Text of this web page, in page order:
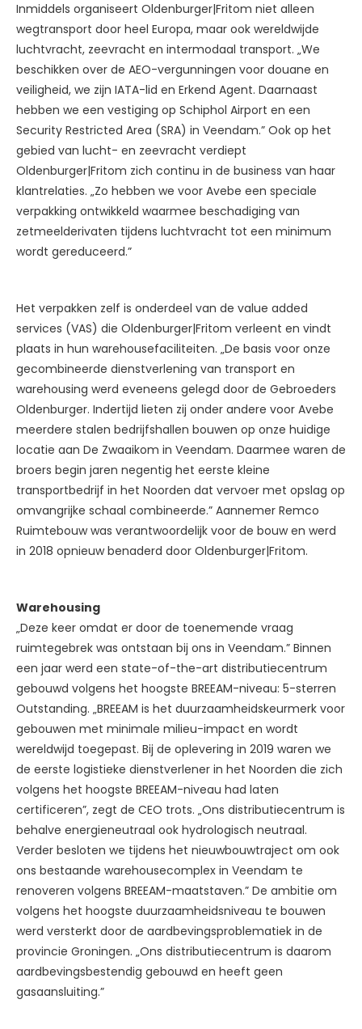
Inmiddels organiseert Oldenburger|Fritom niet alleen
wegtransport door heel Europa, maar ook wereldwijde
luchtvracht, zeevracht en intermodaal transport. „We
beschikken over de AEO-vergunningen voor douane en
veiligheid, we zijn IATA-lid en Erkend Agent. Daarnaast
hebben we een vestiging op Schiphol Airport en een
Security Restricted Area (SRA) in Veendam.” Ook op het
gebied van lucht- en zeevracht verdiept
Oldenburger|Fritom zich continu in de business van haar
klantrelaties. „Zo hebben we voor Avebe een speciale
verpakking ontwikkeld waarmee beschadiging van
zetmeelderivaten tijdens luchtvracht tot een minimum
wordt gereduceerd.”
Het verpakken zelf is onderdeel van de value added
services (VAS) die Oldenburger|Fritom verleent en vindt
plaats in hun warehousefaciliteiten. „De basis voor onze
gecombineerde dienstverlening van transport en
warehousing werd eveneens gelegd door de Gebroeders
Oldenburger. Indertijd lieten zij onder andere voor Avebe
meerdere stalen bedrijfshallen bouwen op onze huidige
locatie aan De Zwaaikom in Veendam. Daarmee waren de
broers begin jaren negentig het eerste kleine
transportbedrijf in het Noorden dat vervoer met opslag op
omvangrijke schaal combineerde.” Aannemer Remco
Ruimtebouw was verantwoordelijk voor de bouw en werd
in 2018 opnieuw benaderd door Oldenburger|Fritom.
Warehousing
„Deze keer omdat er door de toenemende vraag
ruimtegebrek was ontstaan bij ons in Veendam.” Binnen
een jaar werd een state-of-the-art distributiecentrum
gebouwd volgens het hoogste BREEAM-niveau: 5-sterren
Outstanding. „BREEAM is het duurzaamheidskeurmerk voor
gebouwen met minimale milieu-impact en wordt
wereldwijd toegepast. Bij de oplevering in 2019 waren we
de eerste logistieke dienstverlener in het Noorden die zich
volgens het hoogste BREEAM-niveau had laten
certificeren”, zegt de CEO trots. „Ons distributiecentrum is
behalve energieneutraal ook hydrologisch neutraal.
Verder besloten we tijdens het nieuwbouwtraject om ook
ons bestaande warehousecomplex in Veendam te
renoveren volgens BREEAM-maatstaven.” De ambitie om
volgens het hoogste duurzaamheidsniveau te bouwen
werd versterkt door de aardbevingsproblematiek in de
provincie Groningen. „Ons distributiecentrum is daarom
aardbevingsbestendig gebouwd en heeft geen
gasaansluiting.”